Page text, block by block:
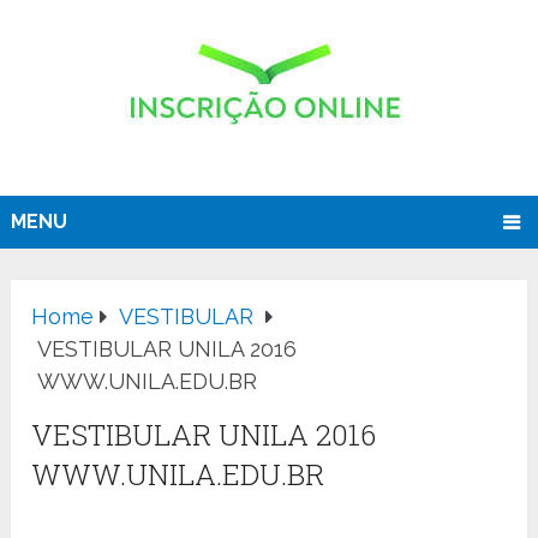
MENU
Home
VESTIBULAR
VESTIBULAR UNILA 2016
WWW.UNILA.EDU.BR
VESTIBULAR UNILA 2016
WWW.UNILA.EDU.BR